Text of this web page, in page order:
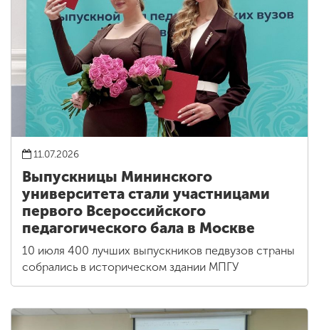
11.07.2026
Выпускницы Мининского
университета стали участницами
первого Всероссийского
педагогического бала в Москве
10 июля 400 лучших выпускников педвузов страны
собрались в историческом здании МПГУ